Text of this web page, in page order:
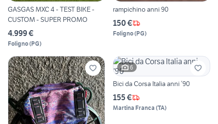
GASGAS MXC 4 - TEST BIKE -
CUSTOM - SUPER PROMO
4.999 €
Foligno(PG)
rampichino anni 90
150 €
Foligno(PG)
6
Bici da Corsa Italia anni ‘90
155 €
Martina Franca (TA)